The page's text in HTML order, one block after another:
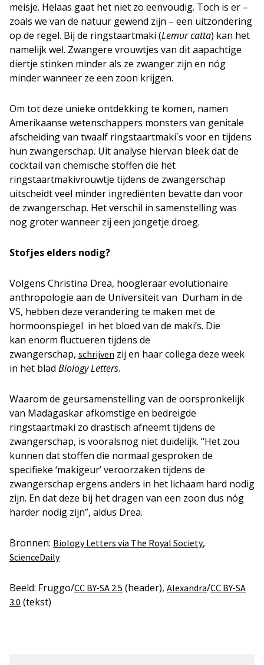
meisje. Helaas gaat het niet zo eenvoudig. Toch is er –
zoals we van de natuur gewend zijn – een uitzondering
op de regel. Bij de ringstaartmaki (Lemurcatta) kan het
namelijk wel. Zwangere vrouwtjes van dit aapachtige
diertje stinken minder als ze zwanger zijn en nóg
minder wanneer ze een zoon krijgen.
Om tot deze unieke ontdekking te komen, namen
Amerikaanse wetenschappers monsters van genitale
afscheiding van twaalf ringstaartmaki´s voor en tijdens
hun zwangerschap. Uit analyse hiervan bleek dat de
cocktail van chemische stoffen die het
ringstaartmakivrouwtje tijdens de zwangerschap
uitscheidt veel minder ingrediënten bevatte dan voor
de zwangerschap. Het verschil in samenstelling was
nog groter wanneer zij een jongetje droeg.
Stofjes elders nodig?
Volgens Christina Drea, hoogleraar evolutionaire
anthropologie aan de Universiteit van Durham in de
VS, hebben deze verandering te maken met de
hormoonspiegel in het bloed van de maki’s. Die
kan enorm fluctueren tijdens de
zwangerschap, schrijven zij en haar collega deze week
in het blad Biology Letters.
Waarom de geursamenstelling van de oorspronkelijk
van Madagaskar afkomstige en bedreigde
ringstaartmaki zo drastisch afneemt tijdens de
zwangerschap, is vooralsnog niet duidelijk. “Het zou
kunnen dat stoffen die normaal gesproken de
specifieke ‘makigeur’ veroorzaken tijdens de
zwangerschap ergens anders in het lichaam hard nodig
zijn. En dat deze bij het dragen van een zoon dus nóg
harder nodig zijn”, aldus Drea.
Bronnen: Biology Letters via The Royal Society,
ScienceDaily
Beeld: Fruggo/CC BY-SA 2.5 (header), Alexandra/CC BY-SA
3.0 (tekst)